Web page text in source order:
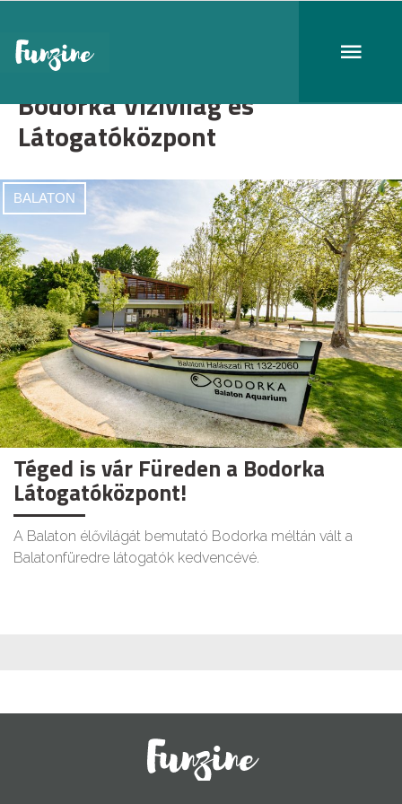
Bodorka Vízivilág és
Látogatóközpont
BALATON
Téged is vár Füreden a Bodorka
Látogatóközpont!
A Balaton élővilágát bemutató Bodorka méltán vált a
Balatonfüredre látogatók kedvencévé.